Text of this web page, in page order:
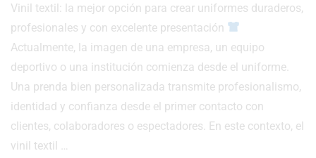
Vinil textil: la mejor opción para crear uniformes duraderos,
profesionales y con excelente presentación
Actualmente, la imagen de una empresa, un equipo
deportivo o una institución comienza desde el uniforme.
Una prenda bien personalizada transmite profesionalismo,
identidad y confianza desde el primer contacto con
clientes, colaboradores o espectadores. En este contexto, el
vinil textil …